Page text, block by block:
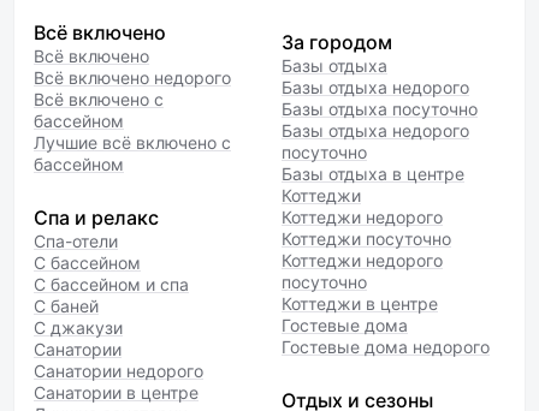
Всё включено
Всё включено
Всё включено недорого
Всё включено с
бассейном
Лучшие всё включено с
бассейном
Спа и релакс
Спа-отели
С бассейном
С бассейном и спа
С баней
С джакузи
Санатории
Санатории недорого
Санатории в центре
За городом
Базы отдыха
Базы отдыха недорого
Базы отдыха посуточно
Базы отдыха недорого
посуточно
Базы отдыха в центре
Коттеджи
Коттеджи недорого
Коттеджи посуточно
Коттеджи недорого
посуточно
Коттеджи в центре
Гостевые дома
Гостевые дома недорого
Отдых и сезоны